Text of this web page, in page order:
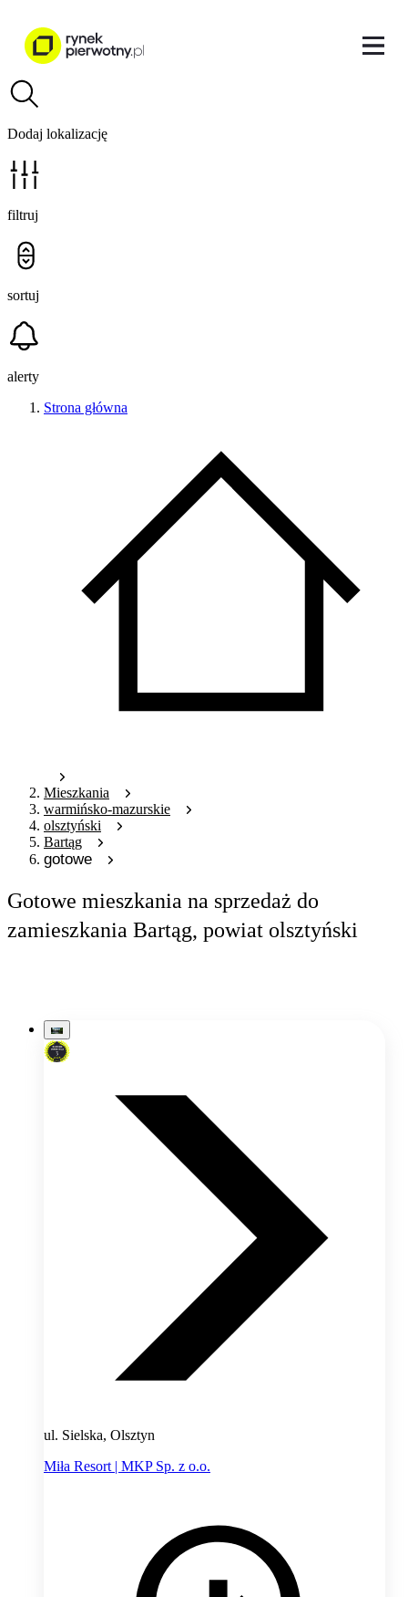
Dodaj lokalizację
filtruj
sortuj
alerty
Strona główna
Mieszkania
warmińsko-mazurskie
olsztyński
Bartąg
gotowe
Gotowe mieszkania na sprzedaż do
zamieszkania Bartąg, powiat olsztyński
ul. Sielska, Olsztyn
Miła Resort | MKP Sp. z o.o.